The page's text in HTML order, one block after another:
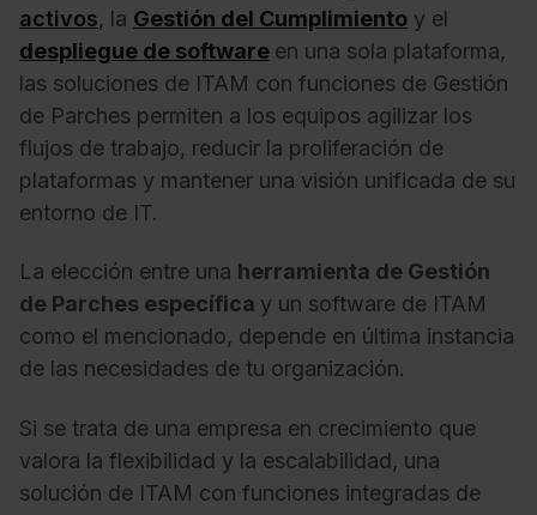
activos, la Gestión del Cumplimiento y el
despliegue de software en una sola plataforma,
las soluciones de ITAM con funciones de Gestión
de Parches permiten a los equipos agilizar los
flujos de trabajo, reducir la proliferación de
plataformas y mantener una visión unificada de su
entorno de IT.
La elección entre una herramienta de Gestión
de Parches específica y un software de ITAM
como el mencionado, depende en última instancia
de las necesidades de tu organización.
Si se trata de una empresa en crecimiento que
valora la flexibilidad y la escalabilidad, una
solución de ITAM con funciones integradas de